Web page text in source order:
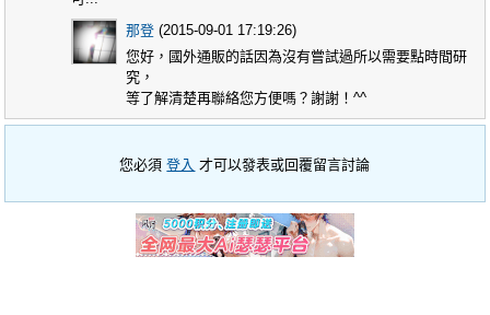
那登 (2015-09-01 17:19:26)
您好，國外通販的話因為沒有嘗試過所以需要點時間研
究，
等了解清楚再聯絡您方便嗎？謝謝！^^
您必須登入 才可以發表或回覆留言討論